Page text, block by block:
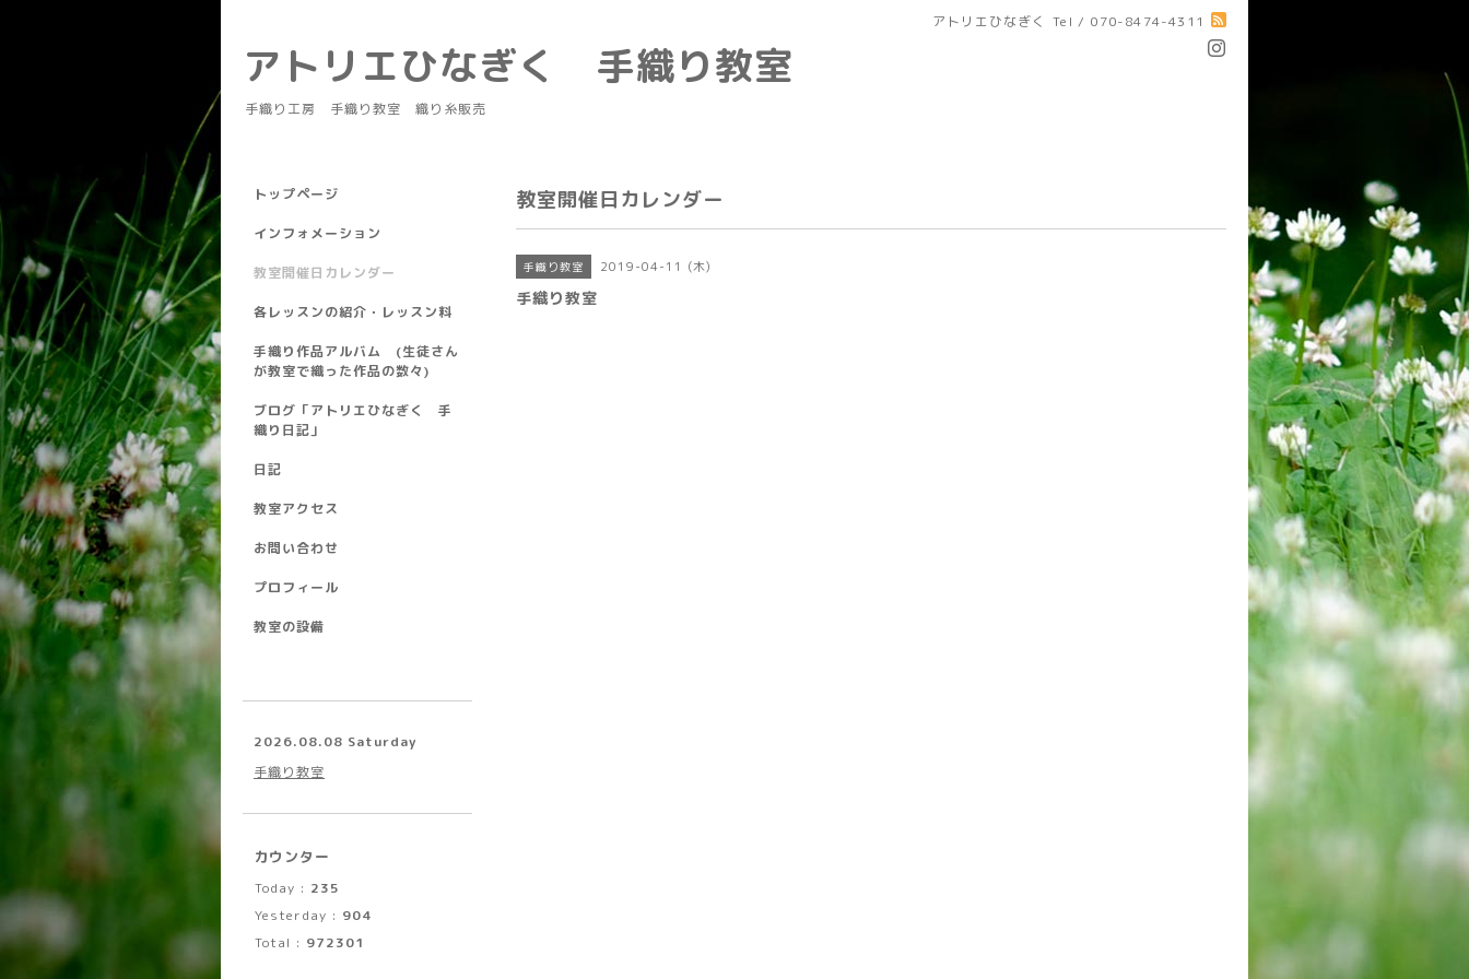
アトリエひなぎく Tel / 070-8474-4311
アトリエひなぎく 手織り教室
手織り工房 手織り教室 織り糸販売
教室開催日カレンダー
手織り教室 2019-04-11 (木)
手織り教室
トップページ
インフォメーション
教室開催日カレンダー
各レッスンの紹介・レッスン料
手織り作品アルバム (生徒さん
が教室で織った作品の数々)
ブログ「アトリエひなぎく 手
織り日記」
日記
教室アクセス
お問い合わせ
プロフィール
教室の設備
2026.08.08 Saturday
手織り教室
カウンター
Today : 235
Yesterday : 904
Total : 972301